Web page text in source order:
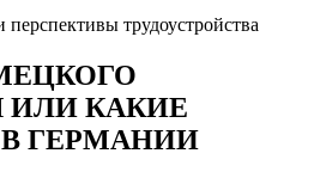
трудоустройства
ИЛИ КАКИЕ
ГЕРМАНИИ